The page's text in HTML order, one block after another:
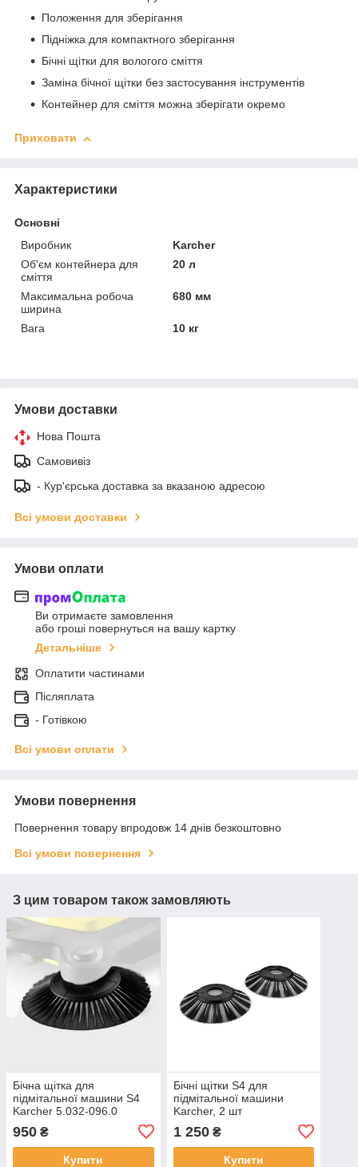
Положення для зберігання
Підніжка для компактного зберігання
Бічні щітки для вологого сміття
Заміна бічної щітки без застосування інструментів
Контейнер для сміття можна зберігати окремо
Приховати
Характеристики
Основні
Виробник
Karcher
Об'єм контейнера для
сміття
20 л
Максимальна робоча
ширина
680 мм
Вага 10 кг
Умови доставки
Нова Пошта
Самовивіз
- Кур'єрська доставка за вказаною адресою
Всі умови доставки
Умови оплати
Ви отримаєте замовлення
або гроші повернуться на вашу картку
Детальніше
Оплатити частинами
Післяплата
- Готівкою
Всі умови оплати
Умови повернення
Повернення товару впродовж 14 днів безкоштовно
Всі умови повернення
З цим товаром також замовляють
Бічна щітка для
підмітальної машини S4
Karcher 5.032-096.0
950 ₴
Купити
Бічні щітки S4 для
підмітальної машини
Karcher, 2 шт
1 250₴
Купити